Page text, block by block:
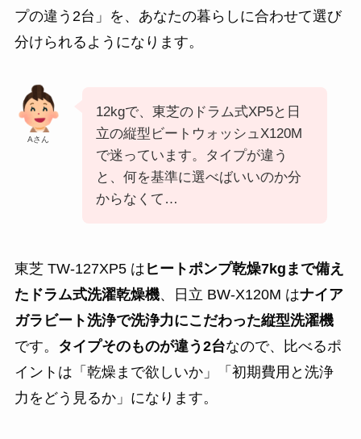
プの違う2台」を、あなたの暮らしに合わせて選び
分けられるようになります。
Aさん
12kgで、東芝のドラム式XP5と日
立の縦型ビートウォッシュX120M
で迷っています。タイプが違う
と、何を基準に選べばいいのか分
からなくて…
東芝 TW-127XP5 は ヒートポンプ乾燥7kgまで備え
たドラム式洗濯乾燥機、日立 BW-X120M はナイア
ガラビート洗浄で洗浄力にこだわった縦型洗濯機
です。
タイプそのものが違う2台なので、比べるポ
イントは「乾燥まで欲しいか」「初期費用と洗浄
力をどう見るか」になります。